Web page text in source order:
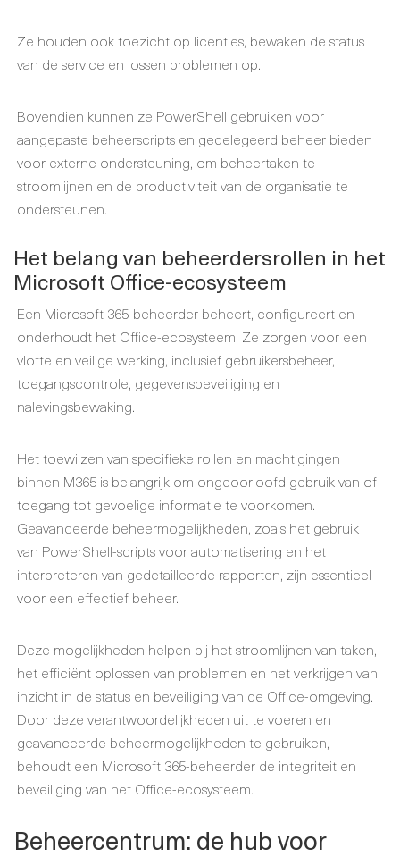
Ze houden ook toezicht op licenties, bewaken de status
van de service en lossen problemen op.
Bovendien kunnen ze PowerShell gebruiken voor
aangepaste beheerscripts en gedelegeerd beheer bieden
voor externe ondersteuning, om beheertaken te
stroomlijnen en de productiviteit van de organisatie te
ondersteunen.
Het belang van beheerdersrollen in het
Microsoft Office-ecosysteem
Een Microsoft 365-beheerder beheert, configureert en
onderhoudt het Office-ecosysteem. Ze zorgen voor een
vlotte en veilige werking, inclusief gebruikersbeheer,
toegangscontrole, gegevensbeveiliging en
nalevingsbewaking.
Het toewijzen van specifieke rollen en machtigingen
binnen M365 is belangrijk om ongeoorloofd gebruik van of
toegang tot gevoelige informatie te voorkomen.
Geavanceerde beheermogelijkheden, zoals het gebruik
van PowerShell-scripts voor automatisering en het
interpreteren van gedetailleerde rapporten, zijn essentieel
voor een effectief beheer.
Deze mogelijkheden helpen bij het stroomlijnen van taken,
het efficiënt oplossen van problemen en het verkrijgen van
inzicht in de status en beveiliging van de Office-omgeving.
Door deze verantwoordelijkheden uit te voeren en
geavanceerde beheermogelijkheden te gebruiken,
behoudt een Microsoft 365-beheerder de integriteit en
beveiliging van het Office-ecosysteem.
Beheercentrum: de hub voor